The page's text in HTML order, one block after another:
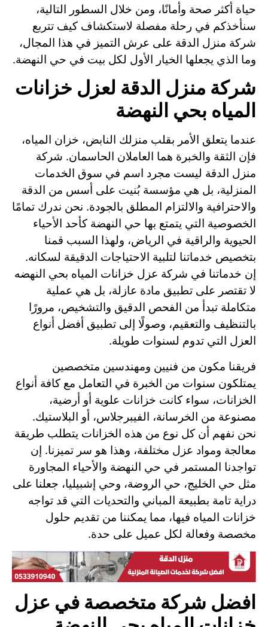
حياة أكثر صحة وأمانًا، ومن خلال السطور التالية،
سنأخذكم في رحلة مفصلة لاستكشاف كيف تتربع
شركة منزل الدقة على عرش التميز في هذا المجال،
وما الذي يجعلها الخيار الأول لكل بيت في حي النهضة.
شركة منزل الدقة لعزل خزانات
المياه بحي النهضة
عندما يتعلق الأمر بقلب منزلك النابض، خزان المياه،
فإن الثقة والخبرة هما العاملان الحاسمان. شركة
منزل الدقة ليست مجرد اسم في سوق الخدمات
المنزلية، بل هي مؤسسة بُنيت على أسس من الدقة
والاحترافية والالتزام المطلق بالجودة. نحن ندرك تمامًا
الخصوصية التي يتمتع بها حي النهضة كأحد الأحياء
الحيوية والراقية في الرياض، ولهذا السبب قمنا
بتخصيص خدماتنا لتلبية الاحتياجات الدقيقة لسكانه.
إن خدماتنا في شركة عزل خزانات المياه بحي النهضه
لا تقتصر على تطبيق مادة عازلة، بل هي عملية
متكاملة تبدأ من الفحص الدقيق والتشخيص، مرورًا
بالتنظيف والتعقيم، وصولًا إلى تطبيق أفضل أنواع
العزل التي تدوم لسنوات طويلة.
فريقنا مكون من فنيين ومهندسين متخصصين
يمتلكون سنوات من الخبرة في التعامل مع كافة أنواع
الخزانات، سواء كانت خزانات علوية أو أرضية،
مصنوعة من الخرسانة، الفيبرجلاس، أو البلاستيك.
نحن نفهم أن كل نوع من هذه الخزانات يتطلب طريقة
معالجة ومواد عزل مختلفة، وهذا هو سر تميزنا. إن
تواجدنا المستمر في حي النهضة والأحياء المجاورة
مثل حي الخليج، حي الروضة، وحي إشبيليا، جعلنا على
دراية تامة بطبيعة المباني والتحديات التي قد تواجه
خزانات المياه فيها، مما يمكننا من تقديم حلول
مخصصة وفعالة لكل عميل على حدة.
افضل شركة متخصصة في عزل